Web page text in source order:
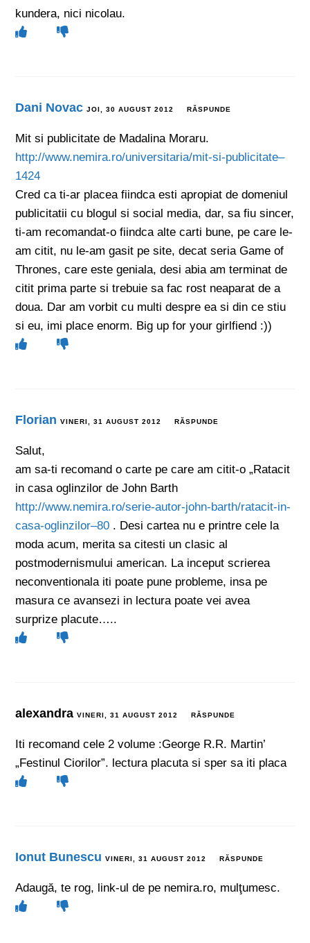
kundera, nici nicolau.
Dani Novac JOI, 30 AUGUST 2012 RĂSPUNDE
Mit si publicitate de Madalina Moraru.
http://www.nemira.ro/universitaria/mit-si-publicitate–
1424
Cred ca ti-ar placea fiindca esti apropiat de domeniul
publicitatii cu blogul si social media, dar, sa fiu sincer,
ti-am recomandat-o fiindca alte carti bune, pe care le-
am citit, nu le-am gasit pe site, decat seria Game of
Thrones, care este geniala, desi abia am terminat de
citit prima parte si trebuie sa fac rost neaparat de a
doua. Dar am vorbit cu multi despre ea si din ce stiu
si eu, imi place enorm. Big up for your girlfiend :))
Florian VINERI, 31 AUGUST 2012 RĂSPUNDE
Salut,
am sa-ti recomand o carte pe care am citit-o „Ratacit
in casa oglinzilor de John Barth
http://www.nemira.ro/serie-autor-john-barth/ratacit-in-
casa-oglinzilor–80 . Desi cartea nu e printre cele la
moda acum, merita sa citesti un clasic al
postmodernismului american. La inceput scrierea
neconventionala iti poate pune probleme, insa pe
masura ce avansezi in lectura poate vei avea
surprize placute…..
alexandraVINERI, 31 AUGUST 2012 RĂSPUNDE
Iti recomand cele 2 volume :George R.R. Martin’
„Festinul Ciorilor”. lectura placuta si sper sa iti placa
Ionut Bunescu VINERI, 31 AUGUST 2012 RĂSPUNDE
Adaugă, te rog, link-ul de pe nemira.ro, mulţumesc.